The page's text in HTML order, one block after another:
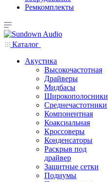
Ремкомплекты
Каталог
Акустика
Высокочастотная
Драйверы
Мидбасы
Широкополосники
Среднечастотники
Компонентная
Коаксиальная
Кроссоверы
Конденсаторы
Раскрыв под
драйвер
Защитные сетки
Подиумы